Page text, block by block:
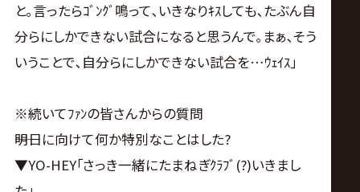
と｡言ったらｺﾞﾝｸﾞ鳴って､いきなりｷｽしても､たぶん自
分らにしかできない試合になると思うんで｡まぁ､そう
いうことで､自分らにしかできない試合を…ｳｪｲｽ｣
※続いてﾌｧﾝの皆さんからの質問
――明日に向けて何か特別なことはした?
▼YO-HEY｢さっき一緒にたまねぎｸﾗﾌﾞ(?)いきまし